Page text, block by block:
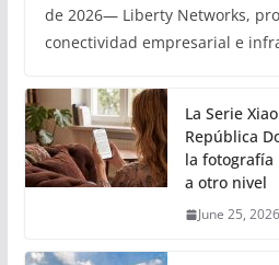
de 2026— Liberty Networks,
conectividad empresarial e
La Serie
República
la
a otro nivel
June 25, 2026